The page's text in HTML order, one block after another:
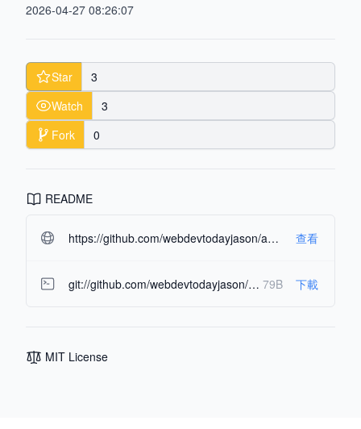
2026-04-27 08:26:07
Star
3
Watch
3
Fork
0
README
https://github.com/webdevtodayjason/agent-os.git#readme-ov-file 查看
git://github.com/webdevtodayjason/agent-os.git 79B 下載
MIT License